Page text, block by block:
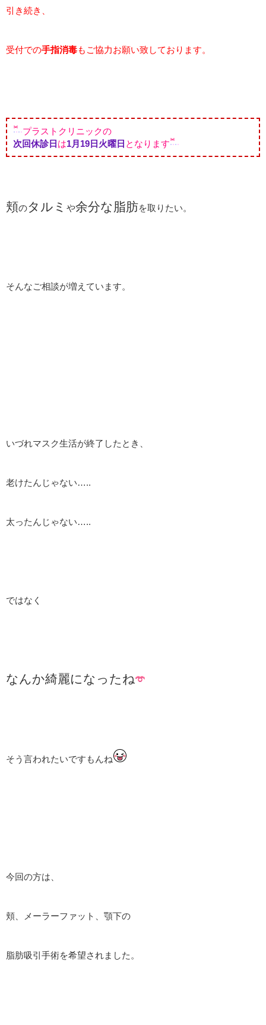
引き続き、
受付での手指消毒もご協力お願い致しております。
プラストクリニックの
次回休診日 は1月19日火曜日 となります
頬のタルミ や余分な脂肪を取りたい。
そんなご相談が増えています。
いづれマスク生活が終了したとき、
老けたんじゃない…..
太ったんじゃない…..
ではなく
なんか綺麗になったね
そう言われたいですもんね
今回の方は、
頬、メーラーファット、顎下の
脂肪吸引手術を希望されました。